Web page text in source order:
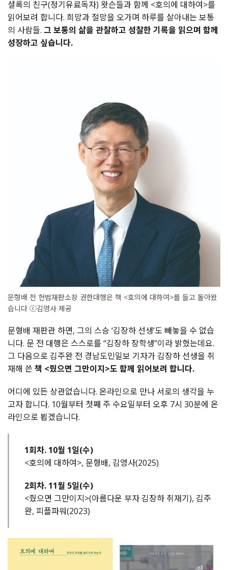
셜록의 친구(정기유료독자) 왓슨들과 함께 <호의에 대하여>를
읽어보려 합니다. 희망과 절망을 오가며 하루를 살아내는 보통
의 사람들. 그 보통의 삶을 관찰하고 성찰한 기록을 읽으며 함께
성장하고 싶습니다.
문형배 전 헌법재판소장 권한대행은 책 <호의에 대하여>를 들고 돌아왔
습니다 ⓒ김영사 제공
문형배 재판관 하면, 그의 스승 ‘김장하 선생’도 빼놓을 수 없습
니다. 문 전 대행은 스스로를 “김장하 장학생”이라 밝혔는데요.
그 다음으로 김주완 전 경남도민일보 기자가 김장하 선생을 취
재해 쓴 책 <줬으면 그만이지>도 함께 읽어보려 합니다.
어디에 있든 상관없습니다. 온라인으로 만나 서로의 생각을 누
고자 합니다. 10월부터 첫째 주 수요일부터 오후 7시 30분에 온
라인으로 뵙겠습니다.
1회차. 10월 1일(수)
<호의에 대하여>, 문형배, 김영사(2025)
2회차. 11월 5일(수)
<줬으면 그만이지>(아름다운 부자 김장하 취재기), 김주
완, 피플파워(2023)